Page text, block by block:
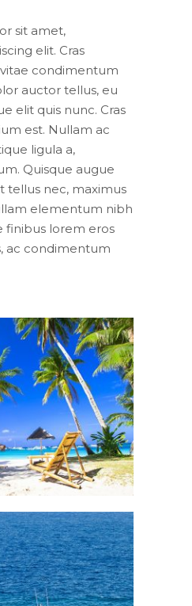
sit amet,
elit. Cras
condimentum
auctor tellus, eu
elit quis nunc. Cras
est. Nullam ac
ligula a,
Quisque augue
tellus nec, maximus
elementum nibh
finibus lorem eros
ac condimentum